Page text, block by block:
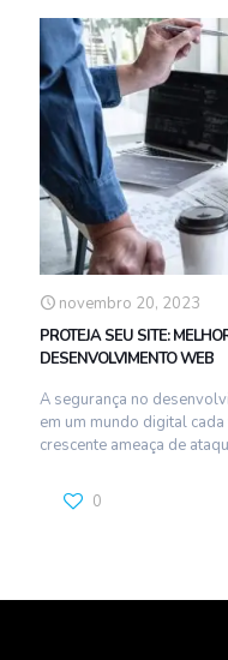
novembro 20, 2023
PROTEJA SEU SITE:
DESENVOLVIMENTO WEB
A segurança no
em um mundo digital
crescente ameaça de
0